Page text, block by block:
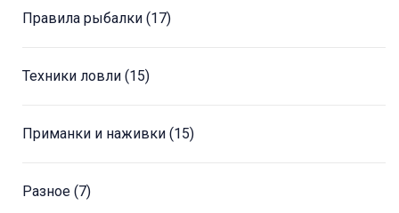
Правила рыбалки (17)
Техники ловли (15)
Приманки и наживки (15)
Разное (7)